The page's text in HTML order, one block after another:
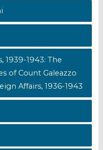
1939-1943: The
of Count Galeazzo
Affairs, 1936-1943